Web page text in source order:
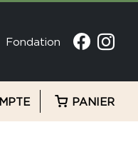
Fondation
PANIER